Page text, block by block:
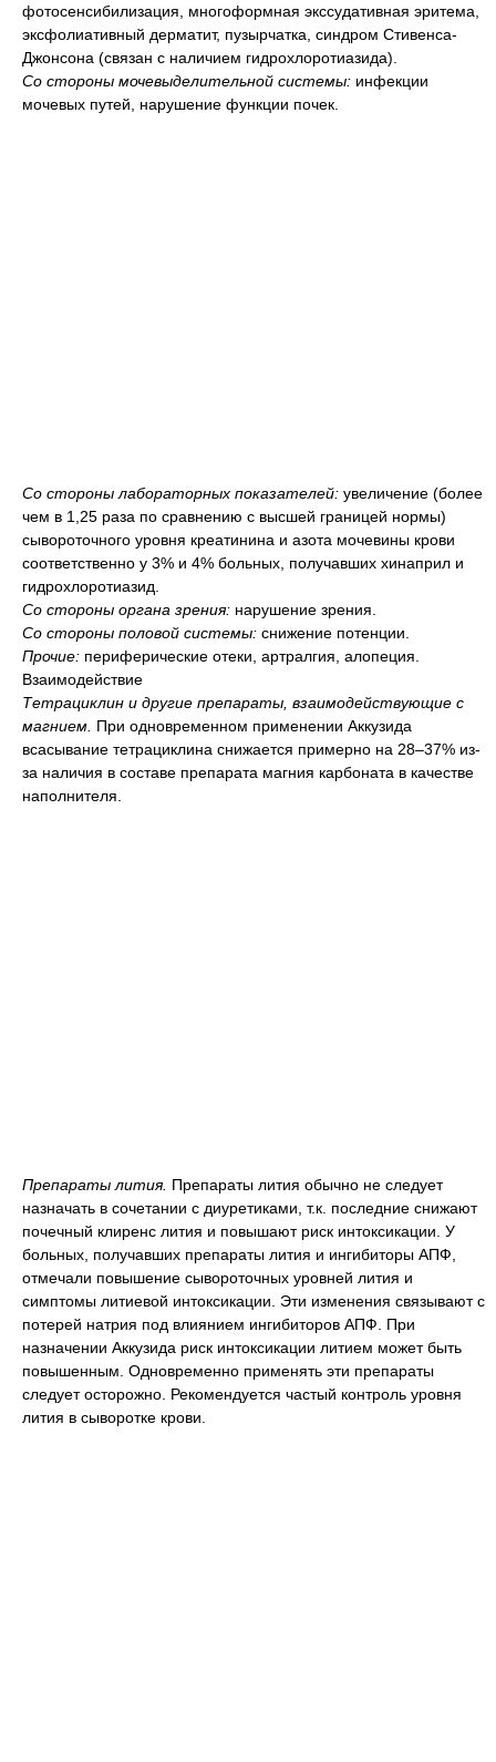
фотосенсибилизация, многоформная экссудативная эритема,
эксфолиативный дерматит, пузырчатка, синдром Стивенса-
Джонсона (связан с наличием гидрохлоротиазида).
Со стороны мочевыделительной системы: инфекции
мочевых путей, нарушение функции почек.
Со стороны лабораторных показателей: увеличение (более
чем в 1,25 раза по сравнению с высшей границей нормы)
сывороточного уровня креатинина и азота мочевины крови
соответственно у 3% и 4% больных, получавших хинаприл и
гидрохлоротиазид.
Со стороны органа зрения: нарушение зрения.
Со стороны половой системы: снижение потенции.
Прочие: периферические отеки, артралгия, алопеция.
Взаимодействие
Тетрациклин и другие препараты, взаимодействующие с
магнием. При одновременном применении Аккузида
всасывание тетрациклина снижается примерно на 28–37% из-
за наличия в составе препарата магния карбоната в качестве
наполнителя.
Препараты лития. Препараты лития обычно не следует
назначать в сочетании с диуретиками, т.к. последние снижают
почечный клиренс лития и повышают риск интоксикации. У
больных, получавших препараты лития и ингибиторы АПФ,
отмечали повышение сывороточных уровней лития и
симптомы литиевой интоксикации. Эти изменения связывают с
потерей натрия под влиянием ингибиторов АПФ. При
назначении Аккузида риск интоксикации литием может быть
повышенным. Одновременно применять эти препараты
следует осторожно. Рекомендуется частый контроль уровня
лития в сыворотке крови.